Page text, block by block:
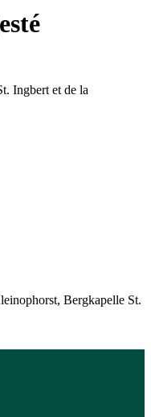
Ingbert et de la
Bergkapelle St.